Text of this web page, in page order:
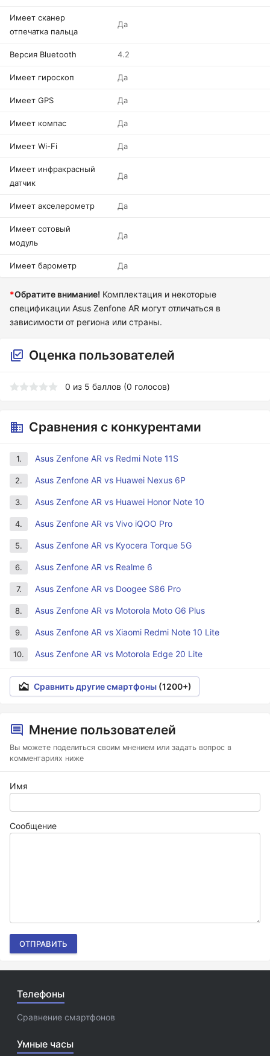
Имеет сканер
отпечатка пальца
Да
Версия Bluetooth 4.2
Имеет гироскоп Да
Имеет GPS Да
Имеет компас Да
Имеет Wi-Fi Да
Имеет инфракрасный
датчик
Да
Имеет акселерометр Да
Имеет сотовый
модуль
Да
Имеет барометр Да
*Обратите внимание! Комплектация и некоторые
спецификации Asus Zenfone AR могут отличаться в
зависимости от региона или страны.
Оценка пользователей
0 из 5 баллов (0 голосов)
Сравнения с конкурентами
1. Asus Zenfone AR vs Redmi Note 11S
2. Asus Zenfone AR vs Huawei Nexus 6P
3. Asus Zenfone AR vs Huawei Honor Note 10
4. Asus Zenfone AR vs Vivo iQOO Pro
5. Asus Zenfone AR vs Kyocera Torque 5G
6. Asus Zenfone AR vs Realme 6
7. Asus Zenfone AR vs Doogee S86 Pro
8. Asus Zenfone AR vs Motorola Moto G6 Plus
9. Asus Zenfone AR vs Xiaomi Redmi Note 10 Lite
10. Asus Zenfone AR vs Motorola Edge 20 Lite
Сравнить другие смартфоны (1200+)
Мнение пользователей
Вы можете поделиться своим мнением или задать вопрос в
комментариях ниже
Имя
Сообщение
ОТПРАВИТЬ
Телефоны
Сравнение смартфонов
Умные часы